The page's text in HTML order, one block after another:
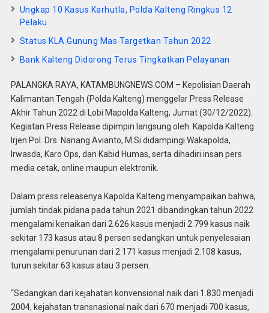
Ungkap 10 Kasus Karhutla, Polda Kalteng Ringkus 12
Pelaku
Status KLA Gunung Mas Targetkan Tahun 2022
Bank Kalteng Didorong Terus Tingkatkan Pelayanan
PALANGKA RAYA, KATAMBUNGNEWS.COM – Kepolisian Daerah
Kalimantan Tengah (Polda Kalteng) menggelar Press Release
Akhir Tahun 2022 di Lobi Mapolda Kalteng, Jumat (30/12/2022).
Kegiatan Press Release dipimpin langsung oleh Kapolda Kalteng
Irjen Pol. Drs. Nanang Avianto, M.Si didampingi Wakapolda,
Irwasda, Karo Ops, dan Kabid Humas, serta dihadiri insan pers
media cetak, online maupun elektronik.
Dalam press releasenya Kapolda Kalteng menyampaikan bahwa,
jumlah tindak pidana pada tahun 2021 dibandingkan tahun 2022
mengalami kenaikan dari 2.626 kasus menjadi 2.799 kasus naik
sekitar 173 kasus atau 8 persen sedangkan untuk penyelesaian
mengalami penurunan dari 2.171 kasus menjadi 2.108 kasus,
turun sekitar 63 kasus atau 3 persen.
“Sedangkan dari kejahatan konvensional naik dari 1.830 menjadi
2004, kejahatan transnasional naik dari 670 menjadi 700 kasus,